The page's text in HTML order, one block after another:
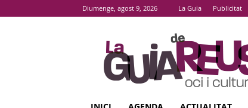
Diumenge, agost 9, 2026 La Guia Publicitat
La
Guia
De
Reus